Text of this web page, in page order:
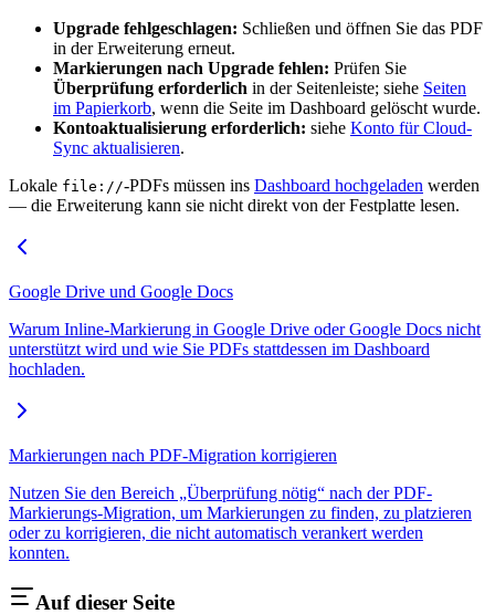
Upgrade fehlgeschlagen: Schließen und öffnen Sie das PDF
in der Erweiterung erneut.
Markierungen nach Upgrade fehlen: Prüfen Sie
Überprüfung erforderlich in der Seitenleiste; siehe Seiten
im Papierkorb, wenn die Seite im Dashboard gelöscht wurde.
Kontoaktualisierung erforderlich: siehe Konto für Cloud-
Sync aktualisieren.
Lokale file://-PDFs müssen ins Dashboard hochgeladen werden
— die Erweiterung kann sie nicht direkt von der Festplatte lesen.
Google Drive und Google Docs
Warum Inline-Markierung in Google Drive oder Google Docs nicht
unterstützt wird und wie Sie PDFs stattdessen im Dashboard
hochladen.
Markierungen nach PDF-Migration korrigieren
Nutzen Sie den Bereich „Überprüfung nötig“ nach der PDF-
Markierungs-Migration, um Markierungen zu finden, zu platzieren
oder zu korrigieren, die nicht automatisch verankert werden
konnten.
Auf dieser Seite